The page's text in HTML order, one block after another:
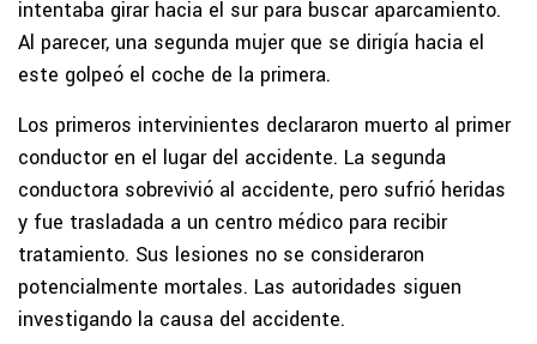
intentaba girar hacia el sur para buscar aparcamiento.
Al parecer, una segunda mujer que se dirigía hacia el
este golpeó el coche de la primera.
Los primeros intervinientes declararon muerto al primer
conductor en el lugar del accidente. La segunda
conductora sobrevivió al accidente, pero sufrió heridas
y fue trasladada a un centro médico para recibir
tratamiento. Sus lesiones no se consideraron
potencialmente mortales. Las autoridades siguen
investigando la causa del accidente.